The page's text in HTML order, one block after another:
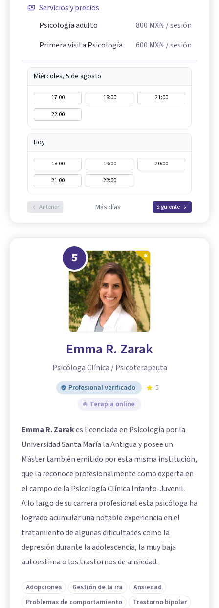
Servicios y precios
Psicología adulto
800 MXN / sesión
Primera visita Psicología
600 MXN / sesión
Miércoles, 5 de agosto
17:00 18:00
21:00
22:00
Hoy
18:00 19:00
20:00
21:00
22:00
Anterior Más días Siguiente
5
Emma R. Zarak
Psicóloga Clínica / Psicoterapeuta
Profesional verificado
5
Terapia online
Emma R. Zarakes licenciada en Psicología por la
Universidad Santa María la Antigua y posee un
Máster también emitido por esta misma institución,
que la reconoce profesionalmente como experta en
el campo de la Psicología Clínica Infanto-Juvenil.
A lo largo de su carrera profesional esta psicóloga ha
logrado acumular una notable experiencia en el
tratamiento de algunas dificultades como la
depresión durante la adolescencia, la muy baja
autoestima o los trastornos de ansiedad.
Adopciones Gestión de la ira
Ansiedad
Problemas de comportamiento
Trastorno bipolar